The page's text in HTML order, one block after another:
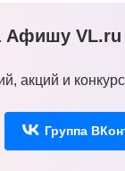
VL.ru
акций и
Группа